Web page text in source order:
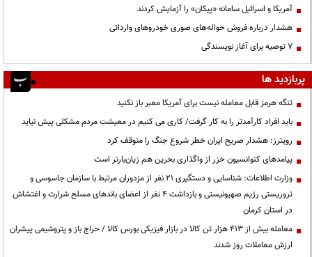
آمریکا و اسرائیل سامانه «پیکان» را آزمایش کردند
هشدار درباره فروش حواله‌های صوری خودروهای وارداتی
۷ توصیه برای آغاز نویسندگی
پربازدید ها
تنگه هرمز قابل معامله نیست برای آمریکا معبر باز نکنید
باید افراد کارآمدتر را به کار گرفت/ کاری می کنیم در معیشت مردم مشکلی پیش نیاید
رویترز: هشدار صریح ایران خطر شروع جنگ را متوقف کرد
پیامدهای کنوانسیون خزر از واگذاری بحرین هم زیان‌بارتر است
وزارت اطلاعات: شناسایی و دستگیری ۲۱ نفر از مزدوران مرتبط با سازمان جاسوسی و
تروریستی رژیم صهیونیستی و بازداشت ۴ نفر از اعضای باندهای مسلح شرارت و اغتشاش
در استان کرمان
معامله بیش از ۴۱۳ هزار تن کالا در بازار فیزیکی بورس کالا / حراج باز و پتروشیمی پیشران
ارزش معاملات روز شدند